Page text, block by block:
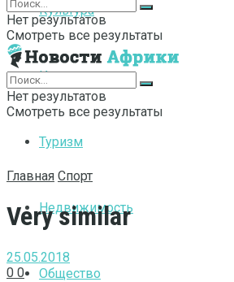
Культура
Интернет
Туризм
Недвижимость
Общество
Нет результатов
Смотреть все результаты
Нет результатов
Смотреть все результаты
Главная Спорт
Very similar
25.05.2018
0 0